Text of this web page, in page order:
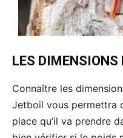
LES DIMENSIONS
Connaître les
Jetboil vous permettra
place qu’il va prendre